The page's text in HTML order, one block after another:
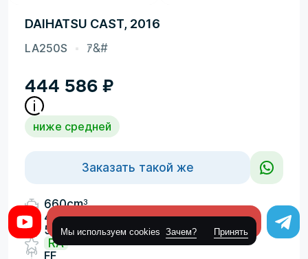
DAIHATSU CAST, 2016
LA250S ｱ&#
444 586 ₽
ниже средней
Заказать такой же
660cm3
40000км
52,64л.с.
RA
FF
Мы используем cookies Зачем? Принять